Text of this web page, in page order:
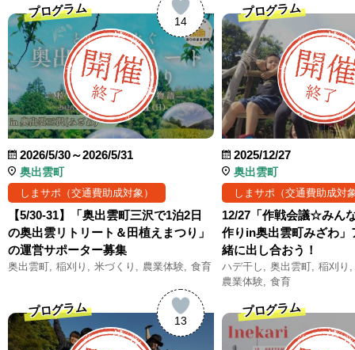
14
プログラム
2026/5/30～2026/5/31
奥出雲町
しまサポ（交通費助成対象）
【5/30-31】「奥出雲町三沢で1泊2日
の奥出雲リトリート＆田植えまつり」
の運営サポーター募集
奥出雲町 稲刈り 米づくり 農業体験 食育
プログラム
2025/12/27
奥出雲町
しまサポ（交通費助成対
12/27「作戦会議☆みん
作りin奥出雲町みざわ」
緒に出し合おう！
ハデ干し 奥出雲町
稲刈り
農業体験
食育
13
プログラム プログラム